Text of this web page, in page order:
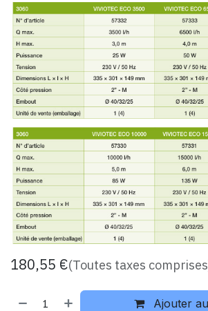
180,55 €(Toutes taxes
Ajouter